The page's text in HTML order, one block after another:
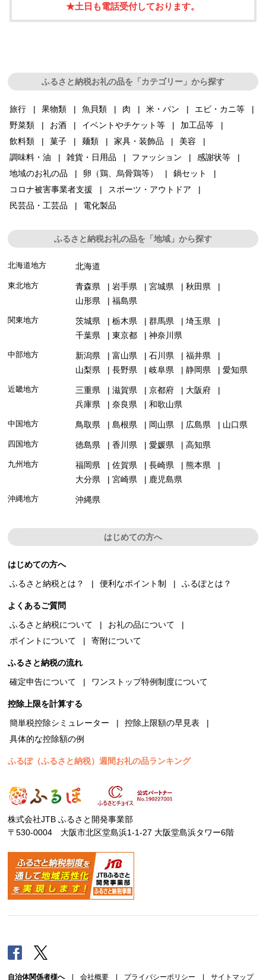
★土日も電話受付しております。
ふるさと納税お礼の品を「カテゴリー」から探す
旅行 果物類 魚貝類 肉 米・パン
エビ・カニ等
野菜類
お酒 イベントやチケット等
加工品等
飲料類
菓子 麺類 家具・装飾品
美容
調味料・油
雑貨・日用品 ファッション
感謝状等
地域のお礼の品
卵（鶏、烏骨鶏等）
鍋セット
コロナ被害事業者支援
スポーツ・アウトドア
民芸品・工芸品
電化製品
ふるさと納税お礼の品を「地域」から探す
北海道地方 北海道
東北地方 青森県 岩手県 宮城県
秋田県
山形県
福島県
関東地方 茨城県 栃木県 群馬県
埼玉県
千葉県
東京都 神奈川県
中部地方 新潟県 富山県 石川県
福井県
山梨県
長野県 岐阜県 静岡県 愛知県
近畿地方 三重県 滋賀県 京都府
大阪府
兵庫県
奈良県 和歌山県
中国地方 鳥取県 島根県 岡山県 広島県 山口県
四国地方 徳島県 香川県 愛媛県 高知県
九州地方 福岡県 佐賀県 長崎県
熊本県
大分県
宮崎県 鹿児島県
沖縄地方 沖縄県
はじめての方へ
はじめての方へ
ふるさと納税とは？
便利なポイント制 ふるぽとは？
よくあるご質問
ふるさと納税について
お礼の品について
ポイントについて
寄附について
ふるさと納税の流れ
確定申告について
ワンストップ特例制度について
控除上限を計算する
簡単税控除シミュレーター
控除上限額の早見表
具体的な控除額の例
ふるぽ（ふるさと納税）週間お礼の品ランキング
株式会社JTB ふるさと開発事業部
〒530-0004 大阪市北区堂島浜1-1-27 大阪堂島浜タワー6階
Facebook
自治体関係者様へ| 会社概要 | プライバシーポリシー | サイトマップ